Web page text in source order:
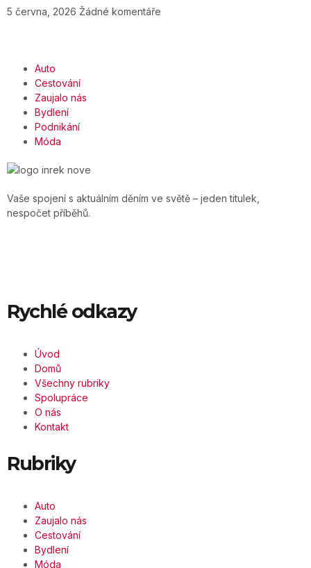
5 června, 2026 Žádné komentáře
Auto
Cestování
Zaujalo nás
Bydlení
Podnikání
Móda
Vaše spojení s aktuálním děním ve světě – jeden titulek,
nespočet příběhů.
Rychlé odkazy
Úvod
Domů
Všechny rubriky
Spolupráce
O nás
Kontakt
Rubriky
Auto
Zaujalo nás
Cestování
Bydlení
Móda